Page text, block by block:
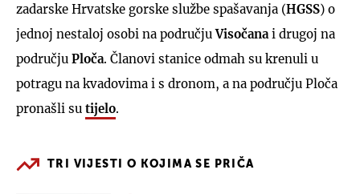
zadarske Hrvatske gorske službe spašavanja (HGSS) o
jednoj nestaloj osobi na područjuVisočana i drugoj na
području Ploča. Članovi stanice odmah su krenuli u
potragu na kvadovima i s dronom, a na području Ploča
pronašli su tijelo.
TRI VIJESTI O KOJIMA SE PRIČA